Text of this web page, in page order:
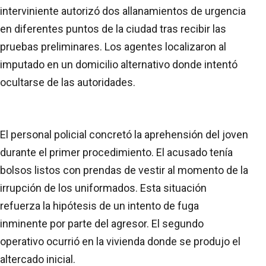
interviniente autorizó dos allanamientos de urgencia
en diferentes puntos de la ciudad tras recibir las
pruebas preliminares. Los agentes localizaron al
imputado en un domicilio alternativo donde intentó
ocultarse de las autoridades.
El personal policial concretó la aprehensión del joven
durante el primer procedimiento. El acusado tenía
bolsos listos con prendas de vestir al momento de la
irrupción de los uniformados. Esta situación
refuerza la hipótesis de un intento de fuga
inminente por parte del agresor. El segundo
operativo ocurrió en la vivienda donde se produjo el
altercado inicial.